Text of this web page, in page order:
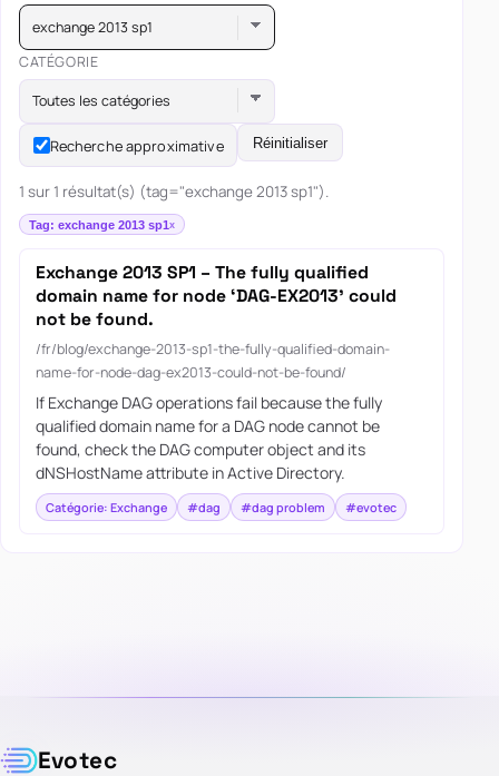
exchange 2013 sp1
CATÉGORIE
Toutes les catégories
Recherche approximative Réinitialiser
1 sur 1 résultat(s) (tag="exchange 2013 sp1").
Tag: exchange 2013 sp1
Exchange 2013 SP1 – The fully qualified
domain name for node ‘DAG-EX2013’ could
not be found.
/fr/blog/exchange-2013-sp1-the-fully-qualified-domain-
name-for-node-dag-ex2013-could-not-be-found/
If Exchange DAG operations fail because the fully
qualified domain name for a DAG node cannot be
found, check the DAG computer object and its
dNSHostName attribute in Active Directory.
Catégorie: Exchange #dag #dag problem #evotec
Evotec